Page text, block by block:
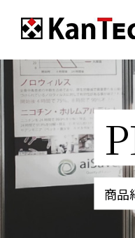
商品